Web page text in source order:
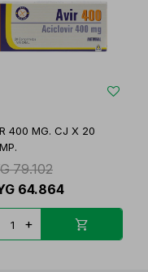
400 MG. CJ X 20
79.102
64.864
+